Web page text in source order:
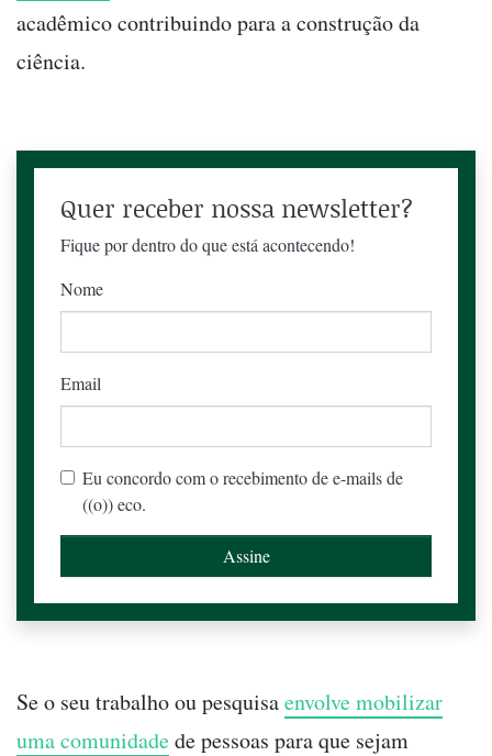
acadêmico contribuindo para a construção da
ciência.
Quer receber nossa newsletter?
Fique por dentro do que está acontecendo!
Nome
Email
Eu concordo com o recebimento de e-mails de
((o)) eco.
Se o seu trabalho ou pesquisaenvolve mobilizar
uma comunidadede pessoas para que sejam